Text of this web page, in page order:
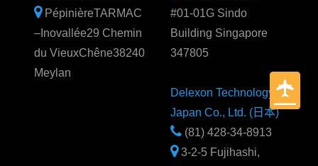
PépinièreTARMAC
–Inovallée29 Chemin
du VieuxChêne38240
Meylan
#01-01G Sindo
Building Singapore
347805
Delexon Technology
Japan Co., Ltd. (日本)
(81) 428-34-8913
3-2-5 Fujihashi,